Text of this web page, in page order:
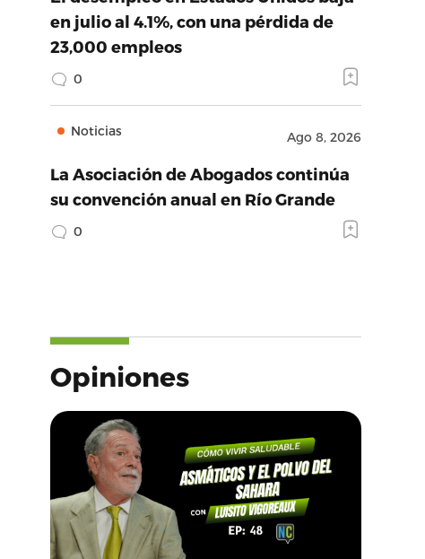
en julio al 4.1%, con una pérdida de
23,000 empleos
0
Noticias Ago 8, 2026
La Asociación de Abogados continúa
su convención anual en Río Grande
0
Opiniones